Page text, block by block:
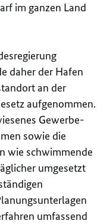
im ganzen Land
daher der Hafen
an der
aufgenommen.
Gewerbe-
sowie die
wie schwimmende
umgesetzt
umfassend